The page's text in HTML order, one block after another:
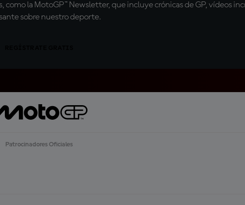
como la MotoGP™ Newsletter, que incluye crónicas de GP, vídeos
sobre nuestro deporte.
Patrocinadores Oficiales